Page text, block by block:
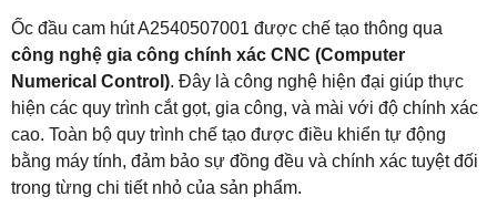
Ốc đầu cam hút A2540507001 được chế tạo thông qua
công nghệ gia công chính xác CNC (Computer
Numerical Control). Đây là công nghệ hiện đại giúp thực
hiện các quy trình cắt gọt, gia công, và mài với độ chính xác
cao. Toàn bộ quy trình chế tạo được điều khiển tự động
bằng máy tính, đảm bảo sự đồng đều và chính xác tuyệt đối
trong từng chi tiết nhỏ của sản phẩm.